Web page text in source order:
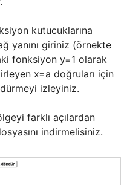
kutucuklarına
yanını giriniz (örnekte
fonksiyon y=1 olarak
x=a doğruları için
izleyiniz.
farklı açılardan
indirmelisiniz.